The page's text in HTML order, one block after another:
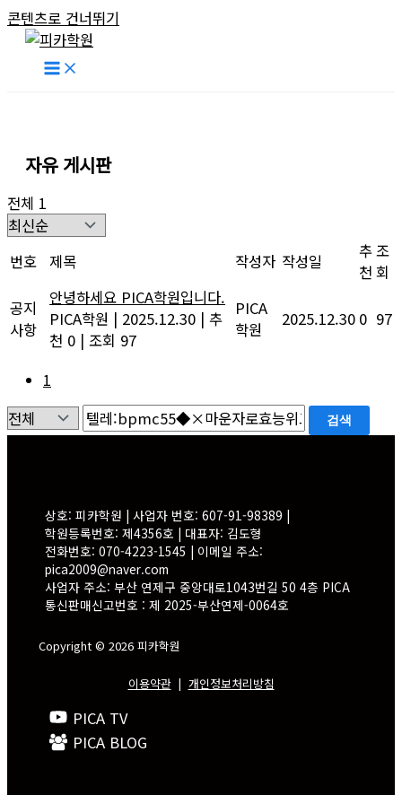
콘텐츠로 건너뛰기
자유 게시판
전체 1
번호 제목 작성자 작성일
추
천
조
회
공지
사항
안녕하세요 PICA학원입니다.
PICA학원 | 2025.12.30 | 추
천 0 | 조회 97
PICA
학원
2025.12.30 0 97
1
검색
상호: 피카학원 | 사업자 번호: 607-91-98389 |
학원등록번호: 제4356호 | 대표자: 김도형
전화번호: 070-4223-1545 | 이메일 주소:
pica2009@naver.com
사업자 주소: 부산 연제구 중앙대로1043번길 50 4층 PICA
통신판매신고번호 : 제 2025-부산연제-0064호
Copyright © 2026 피카학원
이용약관| 개인정보처리방침
PICA TV
PICA BLOG